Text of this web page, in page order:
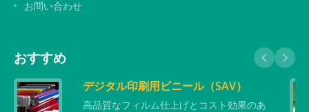
お問い合わせ
おすすめ
デジタル印刷用ビニール（SAV）
高品質なフィルム仕上げとコスト効果のあ